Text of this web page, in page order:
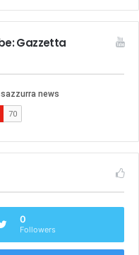
Gazzetta
0
Followers